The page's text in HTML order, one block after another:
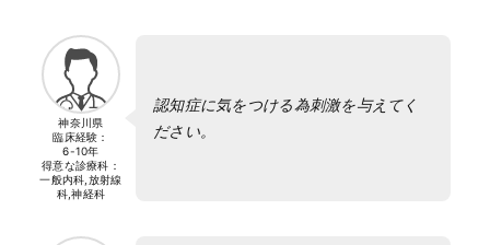
神奈川県
臨床経験：
6-10年
得意な診療科：
一般内科,放射線
科,神経科
認知症に気をつける為刺激を与えてく
ださい。